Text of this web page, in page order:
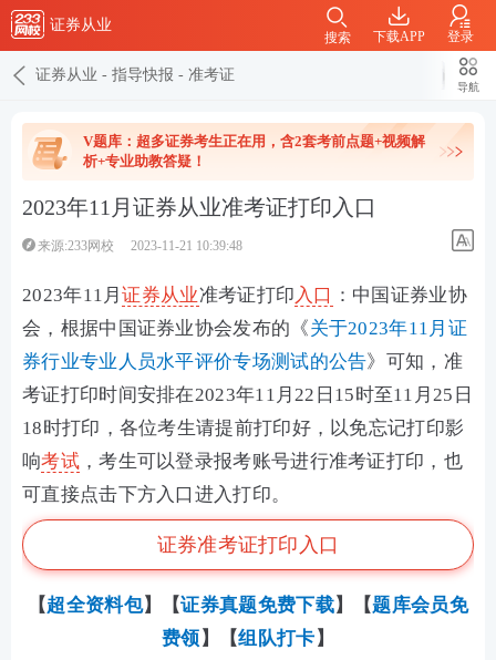
证券从业
下载APP 登录
搜索
证券从业 - 指导快报 - 准考证
导航
V题库：超多证券考生正在用，含2套考前点题+视频解
析+专业助教答疑！
2023年11月证券从业准考证打印入口
来源:233网校 2023-11-21 10:39:48
2023年11月证券从业准考证打印入口 ：中国证券业协
会， 根据中国证券业协会发布的《关于2023年11月证
券行业专业人员水平评价专场测试的公告》可知， 准
考证打印时间安排在2023年11月22日15时至11月25日
18时打印，各位考生请提前打印好，以免忘记打印影
响考试，考生可以登录报考账号进行准考证打印，也
可直接点击下方入口进入打印。
证券准考证打印入口
【超全资料包】【证券真题免费下载】 【题库会员免
费领 】【组队打卡 】